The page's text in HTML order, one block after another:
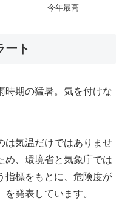
今年最高
ート
時期の猛暑。気を付けな
は気温だけではありませ
め、環境省と気象庁では
指標をもとに、危険度が
発表しています。